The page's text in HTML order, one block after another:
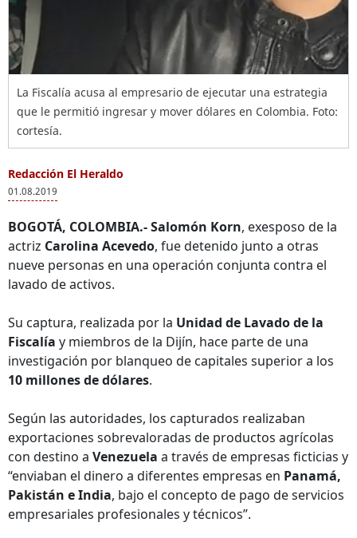
La Fiscalía acusa al empresario de ejecutar una estrategia
que le permitió ingresar y mover dólares en Colombia. Foto:
cortesía.
Redacción El Heraldo
01.08.2019
BOGOTÁ, COLOMBIA.-Salomón Korn, exesposo de la
actriz Carolina Acevedo, fue detenido junto a otras
nueve personas en una operación conjunta contra el
lavado de activos.
Su captura, realizada por la Unidad de Lavado de la
Fiscalía y miembros de la Dijín, hace parte de una
investigación por blanqueo de capitales superior a los
10 millones de dólares.
Según las autoridades, los capturados realizaban
exportaciones sobrevaloradas de productos agrícolas
con destino a Venezuela a través de empresas ficticias y
“enviaban el dinero a diferentes empresas en Panamá,
Pakistán e India, bajo el concepto de pago de servicios
empresariales profesionales y técnicos”.